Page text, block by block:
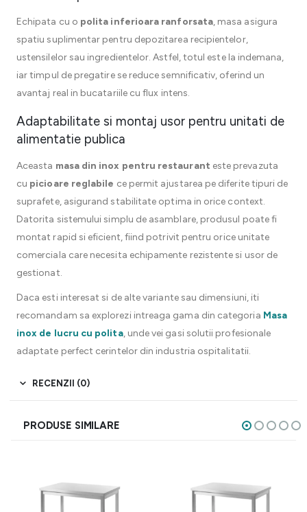
Echipata cu o polita inferioara ranforsata, masa asigura
spatiu suplimentar pentru depozitarea recipientelor,
ustensilelor sau ingredientelor. Astfel, totul este la indemana,
iar timpul de pregatire se reduce semnificativ, oferind un
avantaj real in bucatariile cu flux intens.
Adaptabilitate si montaj usor pentru unitati de
alimentatie publica
Aceasta masa din inox pentru restaurant este prevazuta
cu picioare reglabile ce permit ajustarea pe diferite tipuri de
suprafete, asigurand stabilitate optima in orice context.
Datorita sistemului simplu de asamblare, produsul poate fi
montat rapid si eficient, fiind potrivit pentru orice unitate
comerciala care necesita echipamente rezistente si usor de
gestionat.
Daca esti interesat si de alte variante sau dimensiuni, iti
recomandam sa explorezi intreaga gama din categoria Masa
inox de lucru cu polita, unde vei gasi solutii profesionale
adaptate perfect cerintelor din industria ospitalitatii.
RECENZII (0)
PRODUSE SIMILARE